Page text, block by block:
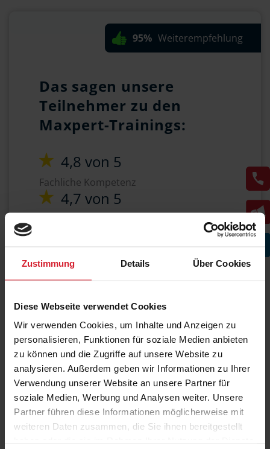
Zustimmung Details Über Cookies
Diese Webseite verwendet Cookies
Wir verwenden Cookies, um Inhalte und Anzeigen zu
personalisieren, Funktionen für soziale Medien anbieten
zu können und die Zugriffe auf unsere Website zu
analysieren. Außerdem geben wir Informationen zu Ihrer
Verwendung unserer Website an unsere Partner für
soziale Medien, Werbung und Analysen weiter. Unsere
Partner führen diese Informationen möglicherweise mit
weiteren Daten zusammen, die Sie ihnen bereitgestellt
95% Weiterempfehlung
Das sagen unsere
Teilnehmer zu den
Maxpert-Trainings:
4,8 von 5
Fachliche Kompetenz
4,7 von 5
SCHULUNGSPREIS
640 EUR
zzgl. MwSt.
Ihre Vorteile - was uns
unterscheidet: